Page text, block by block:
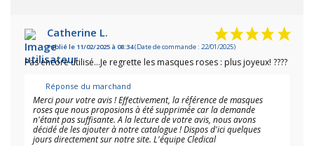
Catherine L.
Publié le 11/02/2025 à 08:34(Date de commande : 22/01/2025)
Pas encore utilisé...Je regrette les masques roses : plus joyeux! ????
Réponse du marchand
Merci pour votre avis ! Effectivement, la référence de masques
roses que nous proposions à été supprimée car la demande
n'étant pas suffisante. A la lecture de votre avis, nous avons
décidé de les ajouter à notre catalogue ! Dispos d'ici quelques
jours directement sur notre site. L'équipe Cledical